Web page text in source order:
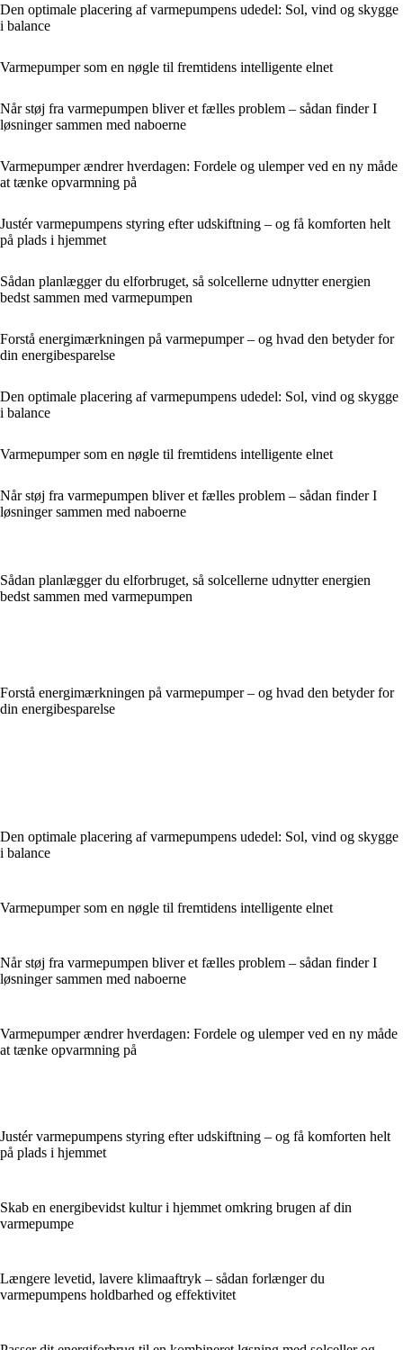
Den optimale placering af varmepumpens udedel: Sol, vind og skygge
i balance
Varmepumper som en nøgle til fremtidens intelligente elnet
Når støj fra varmepumpen bliver et fælles problem – sådan finder I
løsninger sammen med naboerne
Varmepumper ændrer hverdagen: Fordele og ulemper ved en ny måde
at tænke opvarmning på
Justér varmepumpens styring efter udskiftning – og få komforten helt
på plads i hjemmet
Sådan planlægger du elforbruget, så solcellerne udnytter energien
bedst sammen med varmepumpen
Forstå energimærkningen på varmepumper – og hvad den betyder for
din energibesparelse
Den optimale placering af varmepumpens udedel: Sol, vind og skygge
i balance
Varmepumper som en nøgle til fremtidens intelligente elnet
Når støj fra varmepumpen bliver et fælles problem – sådan finder I
løsninger sammen med naboerne
Sådan planlægger du elforbruget, så solcellerne udnytter energien
bedst sammen med varmepumpen
Forstå energimærkningen på varmepumper – og hvad den betyder for
din energibesparelse
Den optimale placering af varmepumpens udedel: Sol, vind og skygge
i balance
Varmepumper som en nøgle til fremtidens intelligente elnet
Når støj fra varmepumpen bliver et fælles problem – sådan finder I
løsninger sammen med naboerne
Varmepumper ændrer hverdagen: Fordele og ulemper ved en ny måde
at tænke opvarmning på
Justér varmepumpens styring efter udskiftning – og få komforten helt
på plads i hjemmet
Skab en energibevidst kultur i hjemmet omkring brugen af din
varmepumpe
Længere levetid, lavere klimaaftryk – sådan forlænger du
varmepumpens holdbarhed og effektivitet